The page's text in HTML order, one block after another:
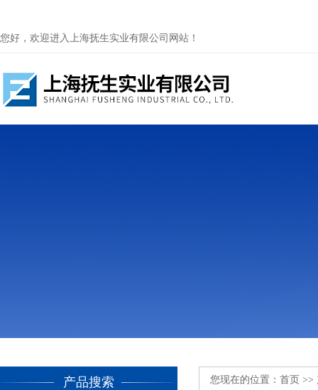
您好，欢迎进入上海抚生实业有限公司网站！
产品搜索 您现在的位置： 首页 >>